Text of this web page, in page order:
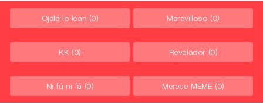
Ojalá lo lean (0) Maravilloso (0)
KK (0) Revelador (0)
Ni fú ni fá (0) Merece MEME (0)